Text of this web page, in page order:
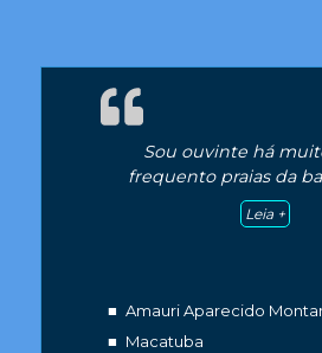
Sou ouvinte há
frequento praias da
Leia +
■ Amauri Aparecido
■ Macatuba